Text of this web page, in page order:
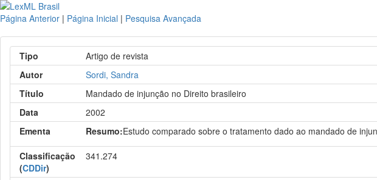
Página Anterior | Página Inicial | Pesquisa Avançada
Tipo
Artigo de revista
Autor
Sordi, Sandra
Título
Mandado de injunção no Direito brasileiro
Data
2002
Ementa
Resumo:Estudo comparado sobre o tratamento dado ao mandado de
Classificação
(CDDir)
341.274